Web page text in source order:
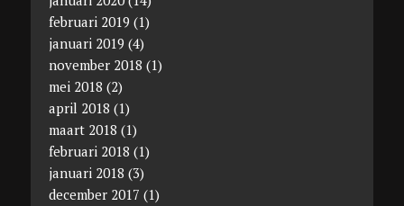
februari 2019 (1)
januari 2019 (4)
november 2018 (1)
mei 2018 (2)
april 2018 (1)
maart 2018 (1)
februari 2018 (1)
januari 2018 (3)
december 2017 (1)